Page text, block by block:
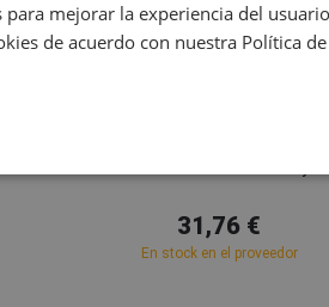
31,76 €
En stock en el proveedor
para mejorar la experiencia del
de acuerdo con nuestra Política